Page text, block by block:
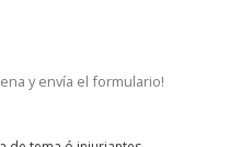
y envía el formulario!